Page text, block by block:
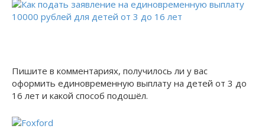
Пишите в комментариях, получилось ли у вас
оформить единовременную выплату на детей от 3 до
16 лет и какой способ подошёл.